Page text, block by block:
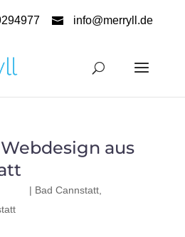
info@merryll.de
aus
| Bad Cannstatt,